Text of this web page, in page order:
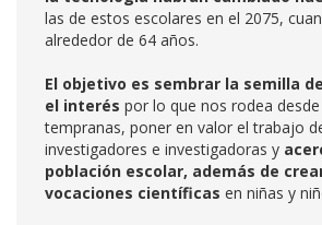
las de estos escolares en el 2075,
alrededor de 64 años.
El objetivo es sembrar la semilla
el interés por lo que nos rodea
tempranas, poner en valor el trabajo
investigadores e investigadoras y
población escolar, además de
vocaciones científicas en niñas y